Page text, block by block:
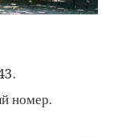
номер.